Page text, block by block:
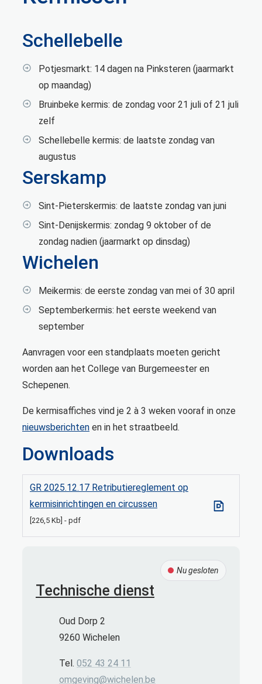
Schellebelle
Potjesmarkt: 14 dagen na Pinksteren (jaarmarkt
op maandag)
Bruinbeke kermis: de zondag voor 21 juli of 21 juli
zelf
Schellebelle kermis: de laatste zondag van
augustus
Serskamp
Sint-Pieterskermis: de laatste zondag van juni
Sint-Denijskermis: zondag 9 oktober of de
zondag nadien (jaarmarkt op dinsdag)
Wichelen
Meikermis: de eerste zondag van mei of 30 april
Septemberkermis: het eerste weekend van
september
Aanvragen voor een standplaats moeten gericht
worden aan het College van Burgemeester en
Schepenen.
De kermisaffiches vind je 2 à 3 weken vooraf in onze
nieuwsberichten en in het straatbeeld.
Downloads
GR 2025.12.17 Retributiereglement op
kermisinrichtingen en circussen
226,5 Kb pdf
Technische dienst
Nu gesloten
AdresOud Dorp 2
,9260 Wichelen
052 43 24 11
E-mailomgeving@wichelen.be